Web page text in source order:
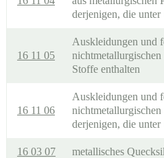
derjenigen, die unter
16 11 05
Auskleidungen und
nichtmetallurgischen
Stoffe enthalten
16 11 06
Auskleidungen und
nichtmetallurgischen
derjenigen, die unter
16 03 07 metallisches